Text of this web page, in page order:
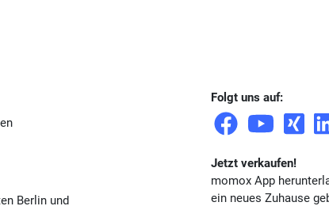
Berlin und
Folgt uns auf:
Jetzt verkaufen!
momox App
ein neues Zuhause